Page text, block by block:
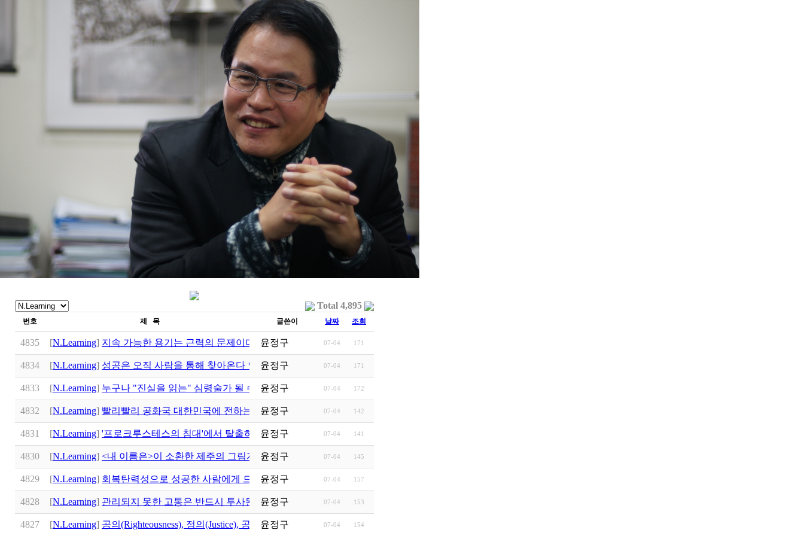
Total 4,895
번호 제 목 글쓴이 날짜 조회
4835 [N.Learning] 지속 가능한 용기는 근력의 문제이다 아들러가 놓치고 있는 것
윤정구 07-04 171
4834 [N.Learning] 성공은 오직 사람을 통해 찾아온다 인생 3막 12장 여정의 비밀
윤정구 07-04 171
4833 [N.Learning] 누구나 "진실을 읽는" 심령술가 될 수 있다. 뇌과학이 밝힌 비밀…
윤정구 07-04 172
4832 [N.Learning] 빨리빨리 공화국 대한민국에 전하는 급진거북이의 경고 초단기적…
윤정구 07-04 142
4831 [N.Learning] '프로크루스테스의 침대'에서 탈출하라: MBTI 경계 …
윤정구 07-04 141
4830 [N.Learning] <내 이름은>이 소환한 제주의 그림자: 진짜 이름을 마음껏…
윤정구 07-04 145
4829 [N.Learning] 회복탄력성으로 성공한 사람에게 드리는 경고: 인생의 탈로(Dera…
윤정구 07-04 157
4828 [N.Learning] 관리되지 못한 고통은 반드시 투사된다: 타인의 얼굴 제대로 바…
윤정구 07-04 153
4827 [N.Learning] 공의(Righteousness), 정의(Justice), 공정성(Fairness)의 차이 …
윤정구 07-04 154